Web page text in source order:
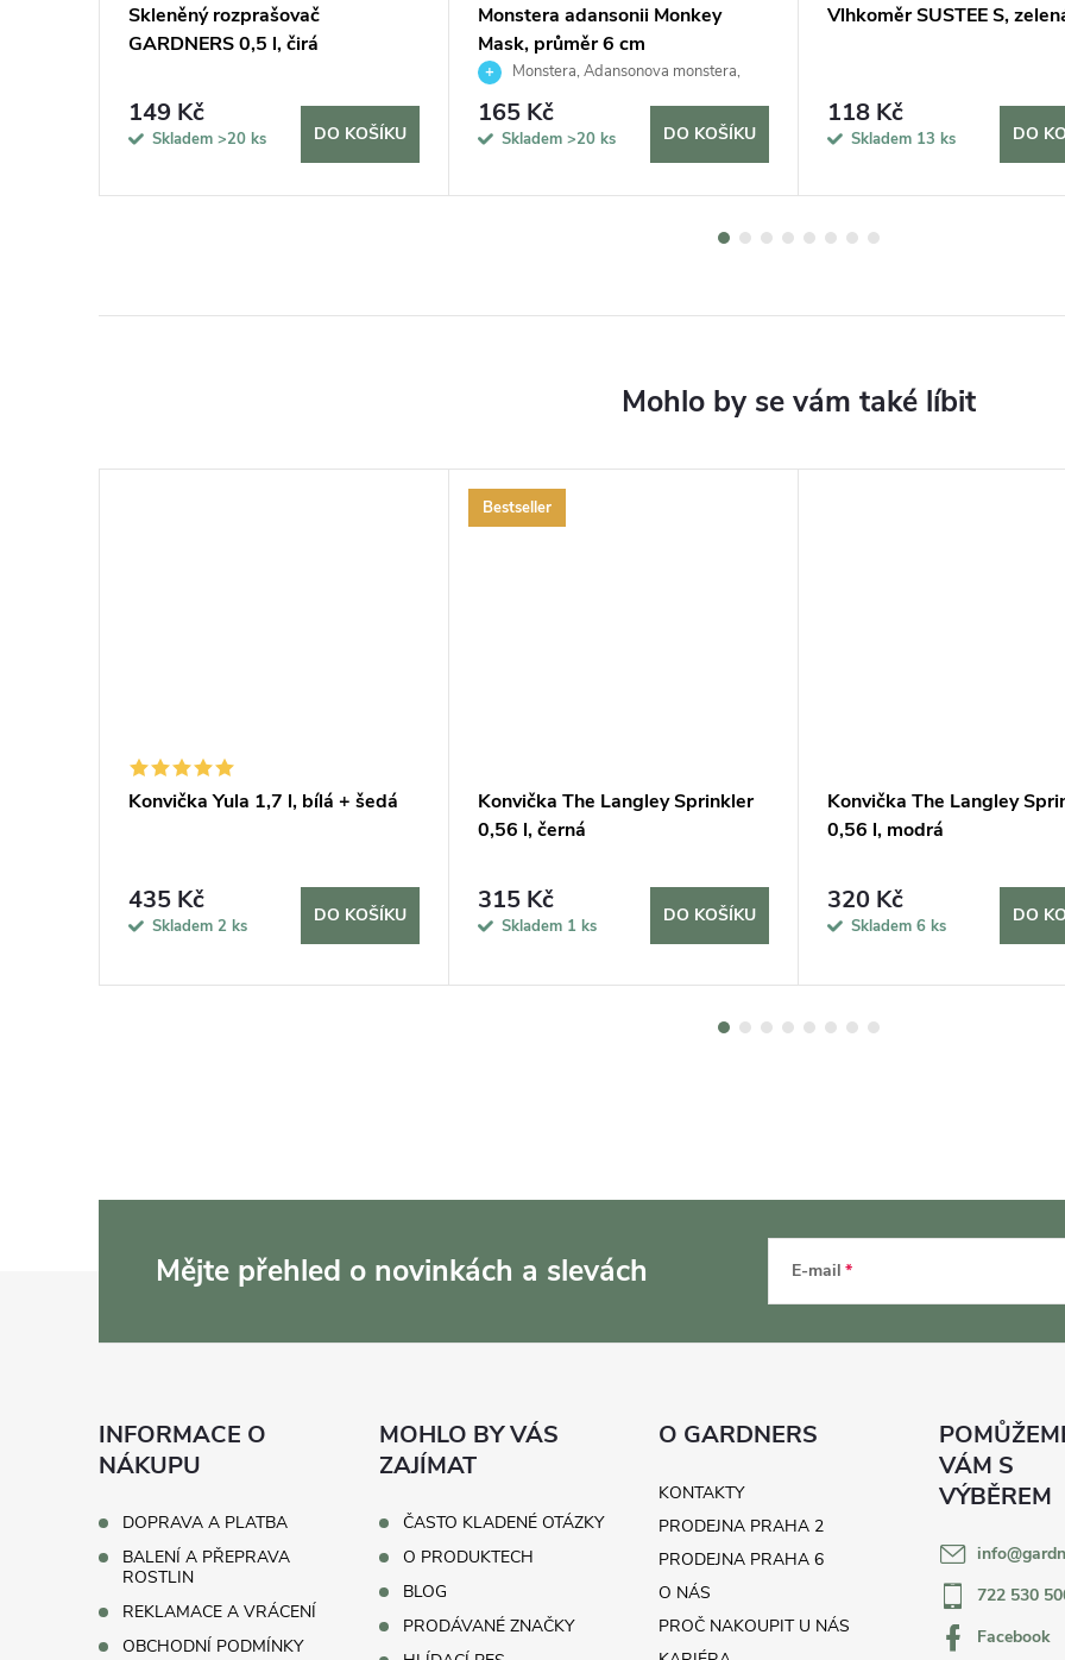
Skleněný rozprašovač
GARDNERS 0,5 l, čirá
149 Kč
Skladem >20 ks DO KOŠÍKU
Monstera adansonii Monkey
Mask, průměr 6 cm
Monstera, Adansonova monstera,
Švýcarský sýr
165 Kč
Skladem >20 ks DO KOŠÍKU
Vlhkoměr SUSTEE S,
118 Kč
Skladem 13 ks DO
Konvička Yula 1,7 l, bílá + šedá
435 Kč
Skladem 2 ks
DO KOŠÍKU
Bestseller
Konvička The Langley Sprinkler
0,56 l, černá
315 Kč
Skladem 1 ks
DO KOŠÍKU
Konvička The Langley
0,56 l, modrá
320 Kč
Skladem 6 ks
DO
Mějte přehled o novinkách a slevách E-mail
INFORMACE O
NÁKUPU
DOPRAVA A PLATBA
BALENÍ A PŘEPRAVA
ROSTLIN
REKLAMACE A VRÁCENÍ
OBCHODNÍ PODMÍNKY
MOHLO BY VÁS
ZAJÍMAT
ČASTO KLADENÉ OTÁZKY
O PRODUKTECH
BLOG
PRODÁVANÉ ZNAČKY
O GARDNERS
KONTAKTY
PRODEJNA PRAHA 2
PRODEJNA PRAHA 6
O NÁS
PROČ NAKOUPIT U NÁS
info@
722 530
Facebook